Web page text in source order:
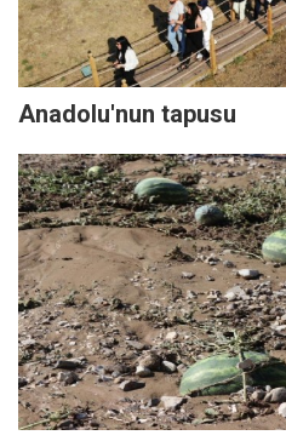
Anadolu'nun tapusu